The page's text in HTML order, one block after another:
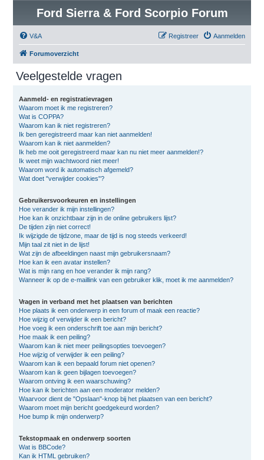
Ford Sierra & Ford Scorpio Forum
V&A Aanmelden
Registreer
Forumoverzicht
Veelgestelde vragen
Aanmeld- en registratievragen
Waarom moet ik me registreren?
Wat is COPPA?
Waarom kan ik niet registreren?
Ik ben geregistreerd maar kan niet aanmelden!
Waarom kan ik niet aanmelden?
Ik heb me ooit geregistreerd maar kan nu niet meer aanmelden!?
Ik weet mijn wachtwoord niet meer!
Waarom word ik automatisch afgemeld?
Wat doet "verwijder cookies"?
Gebruikersvoorkeuren en instellingen
Hoe verander ik mijn instellingen?
Hoe kan ik onzichtbaar zijn in de online gebruikers lijst?
De tijden zijn niet correct!
Ik wijzigde de tijdzone, maar de tijd is nog steeds verkeerd!
Mijn taal zit niet in de lijst!
Wat zijn de afbeeldingen naast mijn gebruikersnaam?
Hoe kan ik een avatar instellen?
Wat is mijn rang en hoe verander ik mijn rang?
Wanneer ik op de e-maillink van een gebruiker klik, moet ik me aanmelden?
Vragen in verband met het plaatsen van berichten
Hoe plaats ik een onderwerp in een forum of maak een reactie?
Hoe wijzig of verwijder ik een bericht?
Hoe voeg ik een onderschrift toe aan mijn bericht?
Hoe maak ik een peiling?
Waarom kan ik niet meer peilingsopties toevoegen?
Hoe wijzig of verwijder ik een peiling?
Waarom kan ik een bepaald forum niet openen?
Waarom kan ik geen bijlagen toevoegen?
Waarom ontving ik een waarschuwing?
Hoe kan ik berichten aan een moderator melden?
Waarvoor dient de "Opslaan"-knop bij het plaatsen van een bericht?
Waarom moet mijn bericht goedgekeurd worden?
Hoe bump ik mijn onderwerp?
Tekstopmaak en onderwerp soorten
Wat is BBCode?
Kan ik HTML gebruiken?